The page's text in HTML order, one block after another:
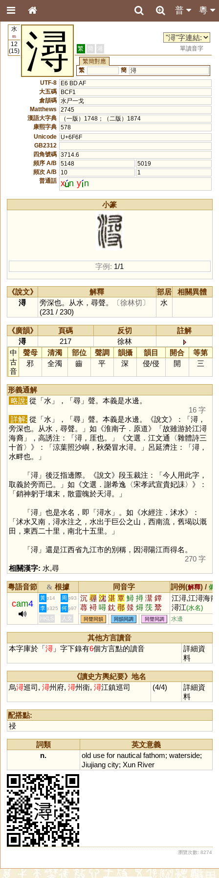
粵
普
水
85
12
(15)
潯 繁 簡 港
單讀音字
繁簡對應
繁
簡 浔
UTF-8
E6 BD AF
大五碼
BCF1
倉頡碼 水尸一戈
Matthews
2745
漢語大字典
（一版）1748；（二版）1874
康熙字典 578
Unicode
U+6F6F
GB2312
四角號碼 3714.6
頻序 A/B
5148
5019
頻次 A/B
10
1
普通話 x n y n
小篆
字例: 1/1
《說文》 解釋 部居
相關異體
潯
旁深也。从水，尋聲。
〔徐林切〕
(231 / 230)
水
《廣韻》 頁碼 反切
註解
潯
217
徐林
中
古
音
聲母 清濁 部位 聲調 韻攝 韻目 開合
等第
邪
全濁 齒 平 深 侵/侵 開 三
形義通解
略說: 從「水」，「尋」聲。本義是水邊。
16 字
詳解: 從「水」，「尋」聲。本義是水邊。《說文》：「潯，
旁深也。从水，尋聲。」如《淮南子．原道》「故雖游於江潯
海裔」，高誘注：「潯，厓也。」《文選．江文通〈雜體詩三
十首〉》：「涼葉照沙嶼，秋榮冒水潯。」呂延濟注：「潯，
水畔也。」
「潯」後泛指邊際。《說文》段玉裁注：「今人用此字，
取義於旁而已。」如《文選．謝希逸〈宋孝武宣貴妃誄〉》：
「銷神躬于壤末，散靈魄於天潯。」
「潯」也是水名，即「潯水」。如《水經注．沭水》：
「沭水又南，潯水注之，水出于巨公之山，西南流，舊堨以溉
田，東西二十里，南北十五里。」
「潯」還是江西省九江市的別稱，因潯陽江而得名。
270 字
相關漢字: 水,尋
粵語音節 & 根據 同音字 詞例(解釋) / 備
cam4
黃 p14 周 p93 沉 尋 沈 湛 覃 鱘 撏 灊 鐔
蕁 襑 噚 鈂 鄩 燅 燖 莐 鬵
攳 枔 璕 爓
江潯,江潯海裔,
潯江(水名)
李 p325 何 p97
HKLS 人文 同聲同韻 同韻同調 同聲同調 水邊
其他方言讀音
本字庫於「潯」字下錄有6個方言點的讀音
詳細資
料
《讀史方輿紀要》地名
烏潯巡司, 潯州府, 潯州衛, 潯江鎮巡司 (4/4)
詳細資
料
配搭點:
祲
詞類
英文意義
n.
old use for nautical fathom; waterside;
Jiujiang city; Xun River
瀏覽次數: 8274